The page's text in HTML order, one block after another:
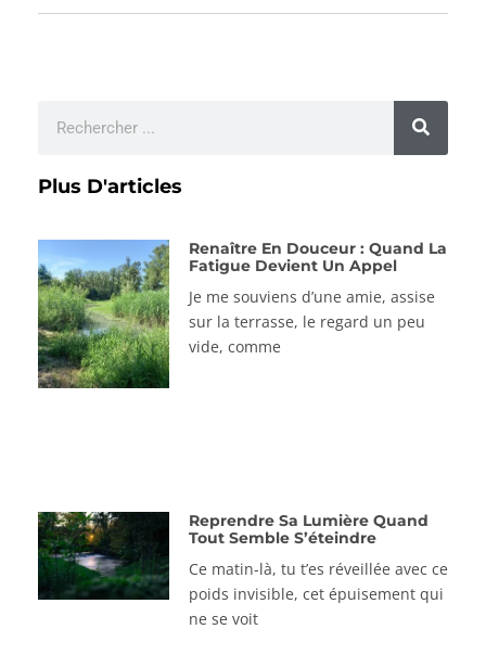
Plus D'articles
Renaître En Douceur : Quand La
Fatigue Devient Un Appel
Je me souviens d’une amie, assise
sur la terrasse, le regard un peu
vide, comme
Reprendre Sa Lumière Quand
Tout Semble S’éteindre
Ce matin-là, tu t’es réveillée avec ce
poids invisible, cet épuisement qui
ne se voit